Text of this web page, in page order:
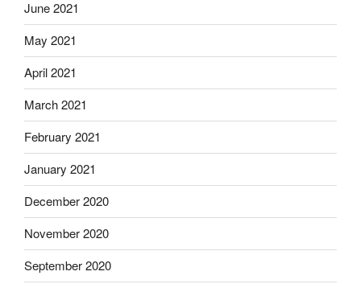
June 2021
May 2021
April 2021
March 2021
February 2021
January 2021
December 2020
November 2020
September 2020